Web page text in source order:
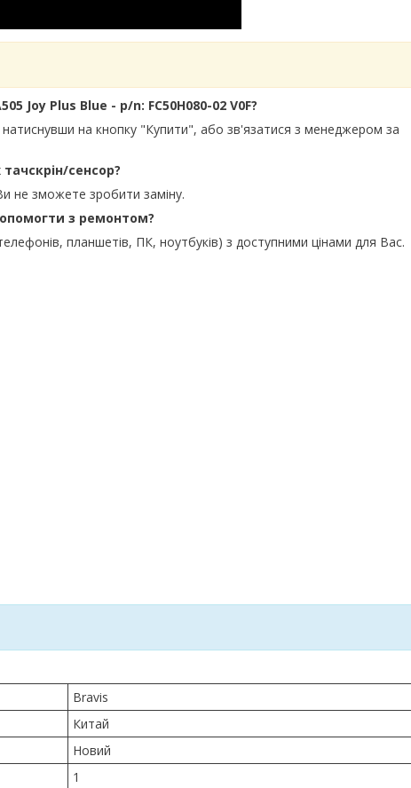
Joy Plus Blue - p/n: FC50H080-02 V0F?
натиснувши на кнопку "Купити", або зв'язатися з менеджером за
сенсор?
не зможете зробити заміну.
з ремонтом?
планшетів, ПК, ноутбуків) з доступними цінами для Вас.
Bravis
Китай
Новий
1